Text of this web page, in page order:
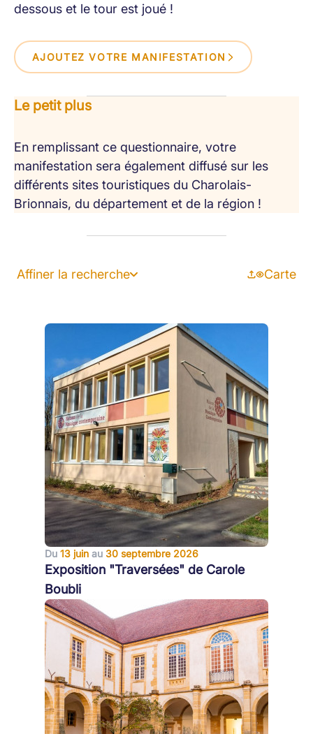
dessous et le tour est joué !
AJOUTEZ VOTRE MANIFESTATION
Le petit plus
En remplissant ce questionnaire, votre
manifestation sera également diffusé sur les
différents sites touristiques du Charolais-
Brionnais, du département et de la région !
Affiner la recherche Carte
Du 13 juin au 30 septembre 2026
Exposition "Traversées" de Carole
Boubli